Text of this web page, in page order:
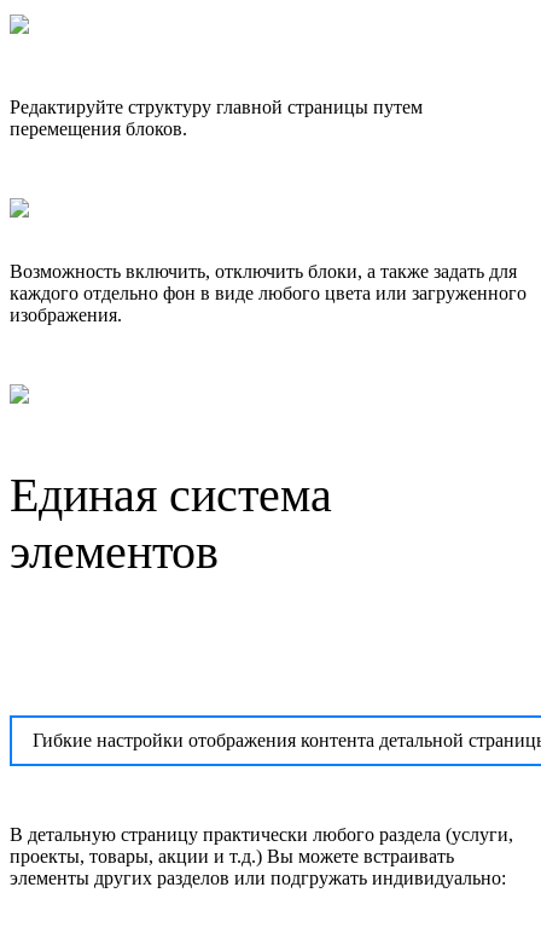
Редактируйте структуру главной страницы путем
перемещения блоков.
Возможность включить, отключить блоки, а также задать для
каждого отдельно фон в виде любого цвета или загруженного
изображения.
Единая система
элементов
Гибкие настройки отображения контента детальной
В детальную страницу практически любого раздела (услуги,
проекты, товары, акции и т.д.) Вы можете встраивать
элементы других разделов или подгружать индивидуально: